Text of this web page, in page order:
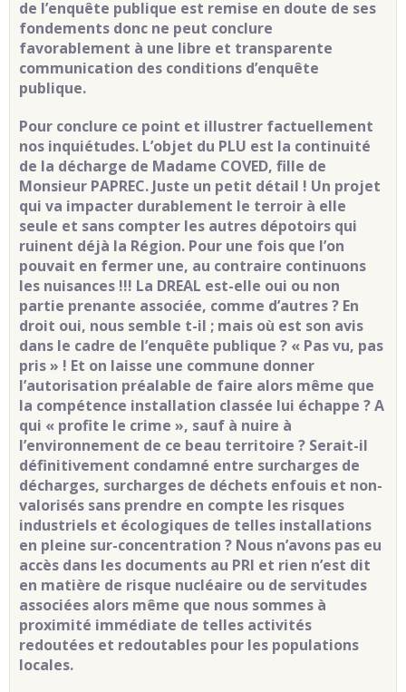
de l’enquête publique est remise en doute de ses
fondements donc ne peut conclure
favorablement à une libre et transparente
communication des conditions d’enquête
publique.
Pour conclure ce point et illustrer factuellement
nos inquiétudes. L’objet du PLU est la continuité
de la décharge de Madame COVED, fille de
Monsieur PAPREC. Juste un petit détail ! Un projet
qui va impacter durablement le terroir à elle
seule et sans compter les autres dépotoirs qui
ruinent déjà la Région. Pour une fois que l’on
pouvait en fermer une, au contraire continuons
les nuisances !!! La DREAL est-elle oui ou non
partie prenante associée, comme d’autres ? En
droit oui, nous semble t-il ; mais où est son avis
dans le cadre de l’enquête publique ? « Pas vu, pas
pris » ! Et on laisse une commune donner
l’autorisation préalable de faire alors même que
la compétence installation classée lui échappe ? A
qui « profite le crime », sauf à nuire à
l’environnement de ce beau territoire ? Serait-il
définitivement condamné entre surcharges de
décharges, surcharges de déchets enfouis et non-
valorisés sans prendre en compte les risques
industriels et écologiques de telles installations
en pleine sur-concentration ? Nous n’avons pas eu
accès dans les documents au PRI et rien n’est dit
en matière de risque nucléaire ou de servitudes
associées alors même que nous sommes à
proximité immédiate de telles activités
redoutées et redoutables pour les populations
locales.